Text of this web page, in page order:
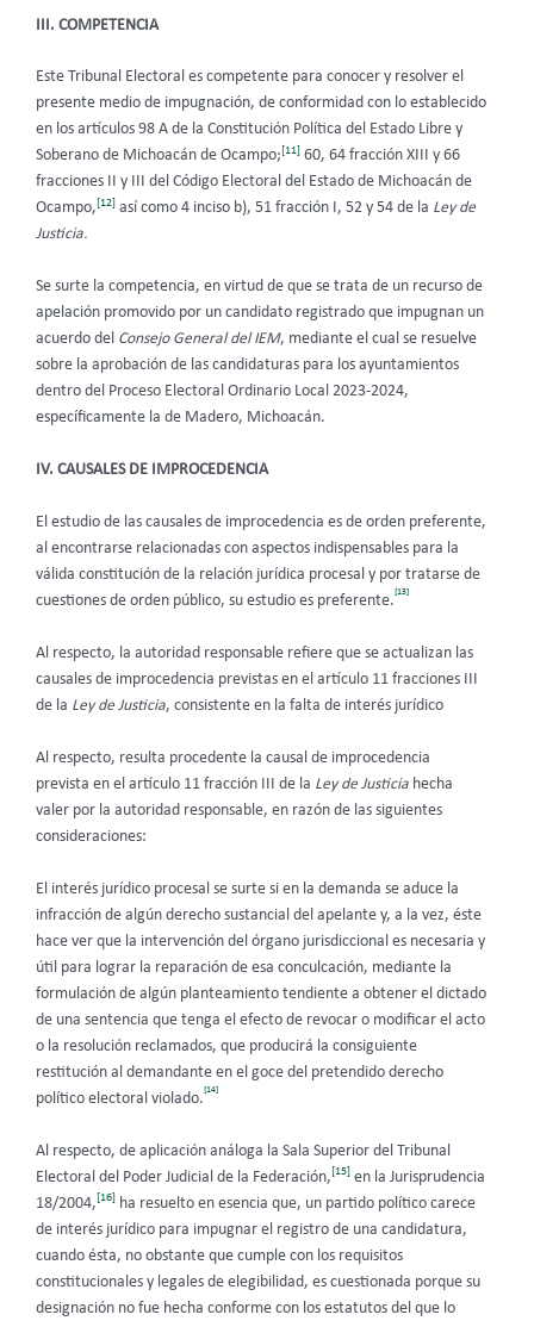
III. COMPETENCIA
Este Tribunal Electoral es competente para conocer y resolver el
presente medio de impugnación, de conformidad con lo establecido
en los artículos 98 A de la Constitución Política del Estado Libre y
Soberano de Michoacán de Ocampo;[11] 60, 64 fracción XIII y 66
fracciones II y III del Código Electoral del Estado de Michoacán de
Ocampo,[12] así como 4 inciso b), 51 fracción I, 52 y 54 de la Ley de
Justicia.
Se surte la competencia, en virtud de que se trata de un recurso de
apelación promovido por un candidato registrado que impugnan un
acuerdo del Consejo General del IEM, mediante el cual se resuelve
sobre la aprobación de las candidaturas para los ayuntamientos
dentro del Proceso Electoral Ordinario Local 2023-2024,
específicamente la de Madero, Michoacán.
IV. CAUSALES DE IMPROCEDENCIA
El estudio de las causales de improcedencia es de orden preferente,
al encontrarse relacionadas con aspectos indispensables para la
válida constitución de la relación jurídica procesal y por tratarse de
cuestiones de orden público, su estudio es preferente.
[13]
Al respecto, la autoridad responsable refiere que se actualizan las
causales de improcedencia previstas en el artículo 11 fracciones III
de la Ley de Justicia, consistente en la falta de interés jurídico
Al respecto, resulta procedente la causal de improcedencia
prevista en el artículo 11 fracción III de la Ley de Justicia hecha
valer por la autoridad responsable, en razón de las siguientes
consideraciones:
El interés jurídico procesal se surte si en la demanda se aduce la
infracción de algún derecho sustancial del apelante y, a la vez, éste
hace ver que la intervención del órgano jurisdiccional es necesaria y
útil para lograr la reparación de esa conculcación, mediante la
formulación de algún planteamiento tendiente a obtener el dictado
de una sentencia que tenga el efecto de revocar o modificar el acto
o la resolución reclamados, que producirá la consiguiente
restitución al demandante en el goce del pretendido derecho
político electoral violado.
[14]
Al respecto, de aplicación análoga la Sala Superior del Tribunal
Electoral del Poder Judicial de la Federación, [15] en la Jurisprudencia
18/2004, [16]
ha resuelto en esencia que, un partido político carece
de interés jurídico para impugnar el registro de una candidatura,
cuando ésta, no obstante que cumple con los requisitos
constitucionales y legales de elegibilidad, es cuestionada porque su
designación no fue hecha conforme con los estatutos del que lo